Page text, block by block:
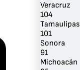
Veracruz
104
Tamaulipas
101
Sonora
91
Michoacán